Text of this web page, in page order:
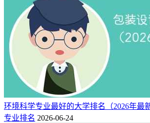
包装设计（Packaging Design）是一门普
业，属设计学类专业，基本修业年限为四
学位。 该专业培养能适应社会主义现代
展需要，德、智、体、美、劳全面发展，
设计等相关基础理论和基本知识，熟练运
强的包装设计能力，具有良好的道德修养
装设计、包装印刷、包装策划、品牌传播
和从事包装设计、新媒体、广告设计等方
型人才。就业方向是在企事业单位从事包
环境科学专业最好的大学排名（2026年最
专业排名 2026-06-24